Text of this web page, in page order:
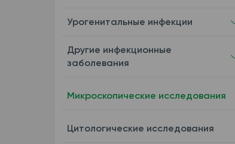
Урогенитальные инфекции
Другие инфекционные
заболевания
Микроскопические исследования
Цитологические исследования